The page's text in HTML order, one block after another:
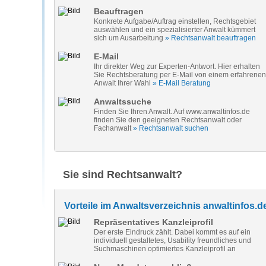
Beauftragen
Konkrete Aufgabe/Auftrag einstellen, Rechtsgebiet
auswählen und ein spezialisierter Anwalt kümmert
sich um Ausarbeitung » Rechtsanwalt beauftragen
E-Mail
Ihr direkter Weg zur Experten-Antwort. Hier erhalten
Sie Rechtsberatung per E-Mail von einem erfahrenen
Anwalt Ihrer Wahl » E-Mail Beratung
Anwaltssuche
Finden Sie Ihren Anwalt. Auf www.anwaltinfos.de
finden Sie den geeigneten Rechtsanwalt oder
Fachanwalt» Rechtsanwalt suchen
Sie sind Rechtsanwalt?
Vorteile im Anwaltsverzeichnis
Repräsentatives Kanzleiprofil
Der erste Eindruck zählt. Dabei kommt es auf ein
individuell gestaltetes, Usability freundliches und
Suchmaschinen optimiertes Kanzleiprofil an